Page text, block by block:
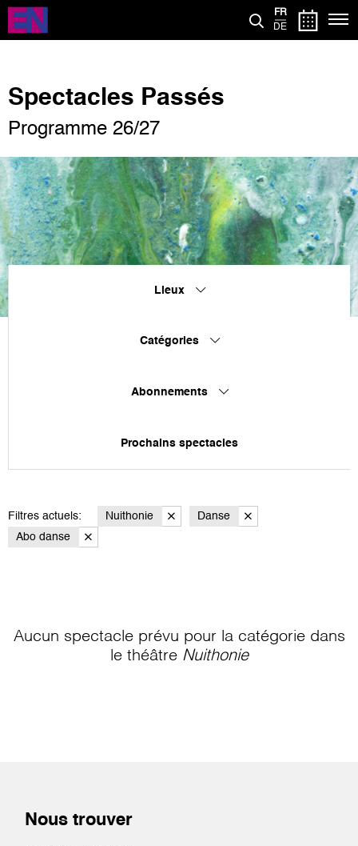
Aller
contenu
FR
DE
Spectacles Passés
Programme 26/27
Lieux
Catégories
Abonnements
Prochains spectacles
Filtres actuels: Nuithonie
Danse
Abo danse
Aucun spectacle prévu pour la catégorie dans
le théâtre Nuithonie
Nous trouver